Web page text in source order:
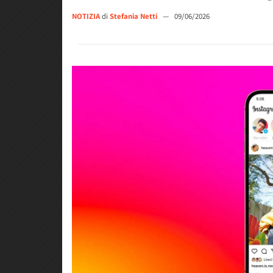
NOTIZIAdi Stefania Netti — 09/06/2026